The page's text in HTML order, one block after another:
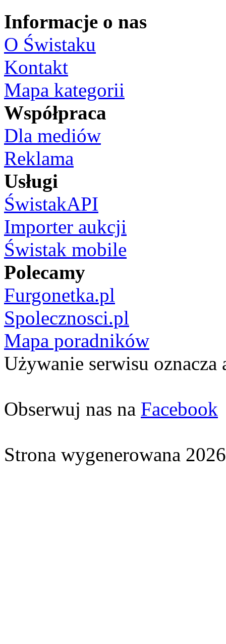
Informacje o nas
O Świstaku
Kontakt
Mapa kategorii
Współpraca
Dla mediów
Reklama
Usługi
ŚwistakAPI
Importer aukcji
Świstak mobile
Polecamy
Furgonetka.pl
Spolecznosci.pl
Mapa poradników
Używanie serwisu oznacza
Obserwuj nas na Facebook
Strona wygenerowana